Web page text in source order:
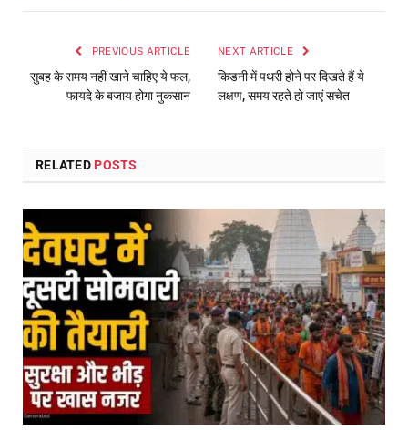
PREVIOUS ARTICLE
सुबह के समय नहीं खाने चाहिए ये फल,
फायदे के बजाय होगा नुकसान
NEXT ARTICLE
किडनी में पथरी होने पर दिखते हैं ये
लक्षण, समय रहते हो जाएं सचेत
RELATED POSTS